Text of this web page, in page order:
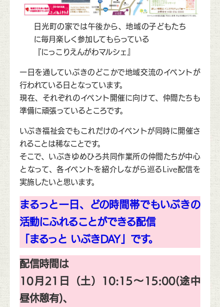
日光町の家では午後から、地域の子どもたち
に毎月楽しく参加してもらっている
『にっこりえんがわマルシェ』
一日を通していぶきのどこかで地域交流のイベントが
行われている日となっています。
現在、それぞれのイベント開催に向けて、仲間たちも
準備に頑張っているところです。
いぶき福祉会でもこれだけのイベントが同時に開催さ
れることは稀なことです。
そこで、いぶきゆめひろ共同作業所の仲間たちが中心
となって、各イベントを紹介しながら巡るLive配信を
実施したいと思います。
まるっと一日、どの時間帯でもいぶきの
活動にふれることができる配信
「まるっと いぶきDAY」です。
配信時間は
10月21日（土）10:15～15:00(途中
昼休憩有)、